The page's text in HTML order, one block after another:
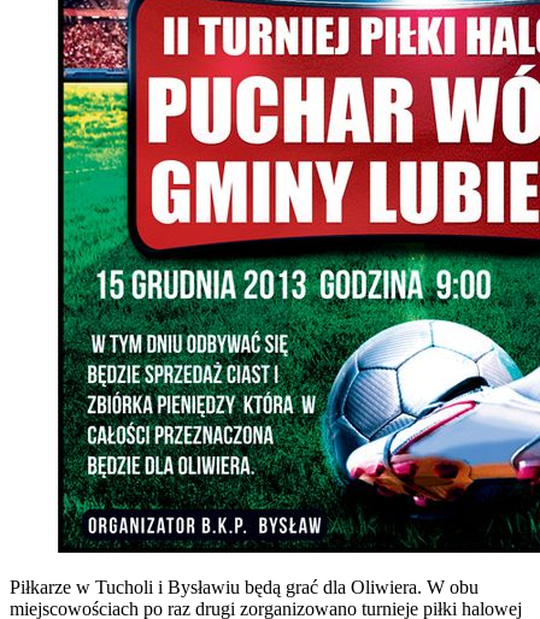
Piłkarze w Tucholi i Bysławiu będą grać dla Oliwiera. W obu
miejscowościach po raz drugi zorganizowano turnieje piłki halowej